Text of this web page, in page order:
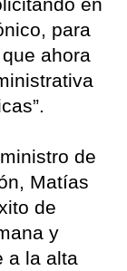
para
ahora
de
Matías
de
y
a la alta